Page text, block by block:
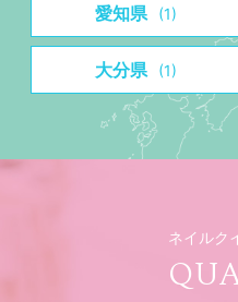
愛知県 (1)
大分県 (1)
ネイルク